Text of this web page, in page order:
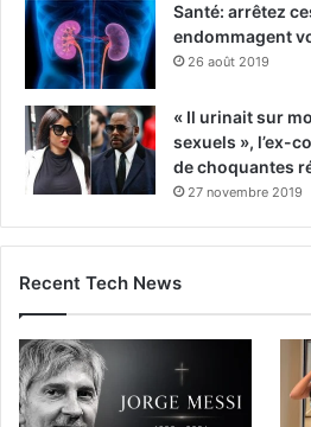
Santé: arrêtez
endommagent
26 août 2019
« Il urinait sur
sexuels », l’ex-
de choquantes
27 novembre 2019
Recent Tech News